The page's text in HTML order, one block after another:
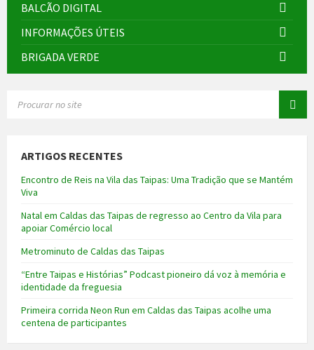
BALCÃO DIGITAL
INFORMAÇÕES ÚTEIS
BRIGADA VERDE
ARTIGOS RECENTES
Encontro de Reis na Vila das Taipas: Uma Tradição que se Mantém
Viva
Natal em Caldas das Taipas de regresso ao Centro da Vila para
apoiar Comércio local
Metrominuto de Caldas das Taipas
“Entre Taipas e Histórias” Podcast pioneiro dá voz à memória e
identidade da freguesia
Primeira corrida Neon Run em Caldas das Taipas acolhe uma
centena de participantes